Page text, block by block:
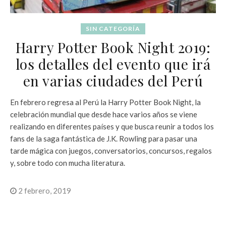
SIN CATEGORÍA
Harry Potter Book Night 2019:
los detalles del evento que irá
en varias ciudades del Perú
En febrero regresa al Perú la Harry Potter Book Night, la
celebración mundial que desde hace varios años se viene
realizando en diferentes países y que busca reunir a todos los
fans de la saga fantástica de J.K. Rowling para pasar una
tarde mágica con juegos, conversatorios, concursos, regalos
y, sobre todo con mucha literatura.
2 febrero, 2019